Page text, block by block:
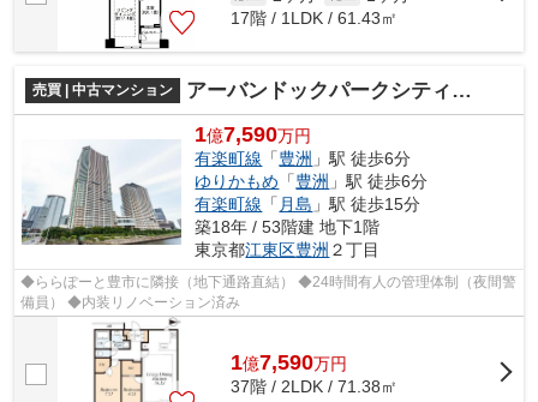
17階 / 1LDK / 61.43㎡
売買 | 中古マンション アーバンドックパークシティ豊洲タワーA
1億7,590万円
有楽町線 「豊洲 」駅 徒歩6分
ゆりかもめ 「豊洲 」駅 徒歩6分
有楽町線 「 月島 」駅 徒歩15分
築18年 / 53階建 地下1階
東京都江東区豊洲 ２丁目
◆ららぽーと豊市に隣接（地下通路直結） ◆24時間有人の管理体制（夜間警
備員） ◆内装リノベーション済み
1億7,590万円
37階 / 2LDK / 71.38㎡